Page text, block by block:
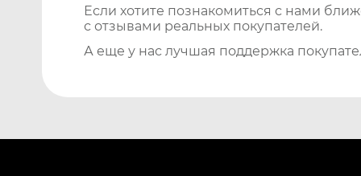
Если хотите познакомиться с нами
с отзывами реальных покупателей.
А еще у нас лучшая поддержка